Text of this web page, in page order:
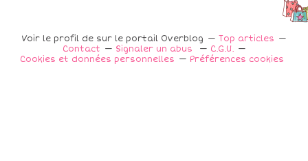
Voir le profil de sur le portail Overblog
Top articles
Contact
Signaler un abus
C.G.U.
Cookies et données personnelles
Préférences cookies